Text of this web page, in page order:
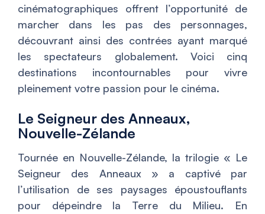
cinématographiques offrent l’opportunité de
marcher dans les pas des personnages,
découvrant ainsi des contrées ayant marqué
les spectateurs globalement. Voici cinq
destinations incontournables pour vivre
pleinement votre passion pour le cinéma.
Le Seigneur des Anneaux,
Nouvelle-Zélande
Tournée en Nouvelle-Zélande, la trilogie « Le
Seigneur des Anneaux» a captivé par
l’utilisation de ses paysages époustouflants
pour dépeindre la Terre du Milieu. En